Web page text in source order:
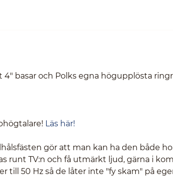
basar och Polks egna högupplösta
Läs här!
gör att man kan ha den både
runt TV:n och få utmärkt ljud, gärna i
till 50 Hz så de låter inte "fy skam" på